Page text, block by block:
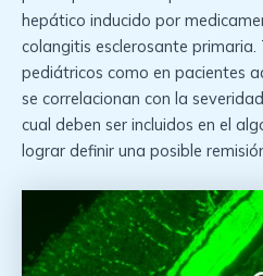
hepático inducido por
colangitis esclerosante
pediátricos como en pacientes
se correlacionan con la
cual deben ser incluidos en el
lograr definir una posible